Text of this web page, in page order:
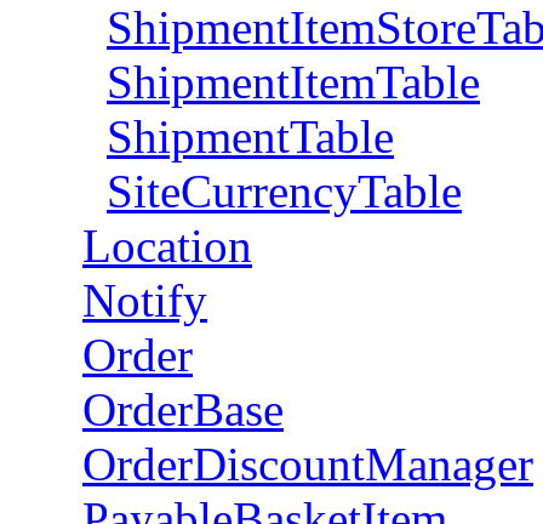
ShipmentItemTable
ShipmentTable
SiteCurrencyTable
Location
Notify
Order
OrderBase
OrderDiscountManager